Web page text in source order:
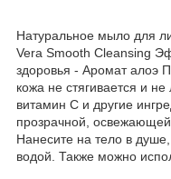
Натуральное мыло для
Vera Smooth Cleansing
здоровья - Аромат алоэ
кожа не стягивается и
витамин С и другие
прозрачной,
Нанесите на тело в
водой. Также можно